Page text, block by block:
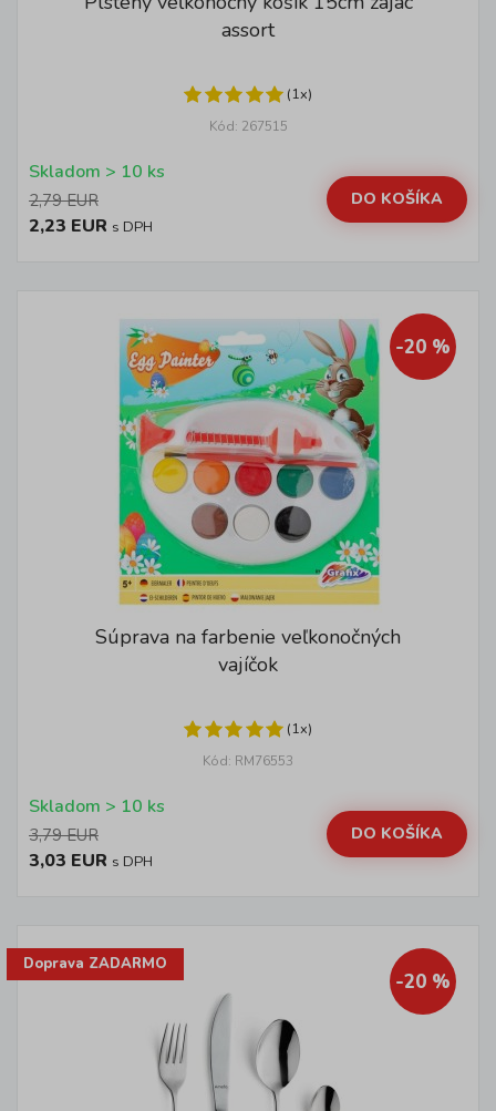
assort
(1x)
Kód: 267515
Skladom > 10 ks
2,79 EUR
2,23 EUR s DPH
DO KOŠÍKA
-20 %
Súprava na farbenie veľkonočných
vajíčok
(1x)
Kód: RM76553
Skladom > 10 ks
3,79 EUR
3,03 EUR s DPH
DO KOŠÍKA
Doprava ZADARMO
-20 %